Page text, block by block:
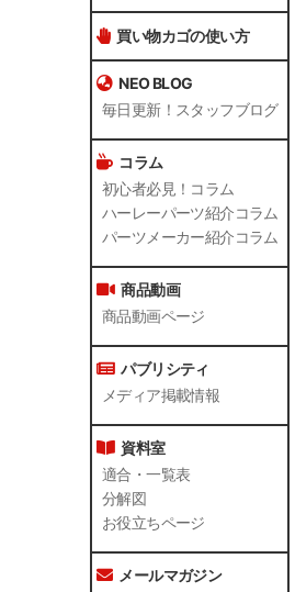
買い物カゴの使い方
NEO BLOG
毎日更新！スタッフブログ
コラム
初心者必見！コラム
ハーレーパーツ紹介コラム
パーツメーカー紹介コラム
商品動画
商品動画ページ
パブリシティ
メディア掲載情報
資料室
適合・一覧表
分解図
お役立ちページ
メールマガジン